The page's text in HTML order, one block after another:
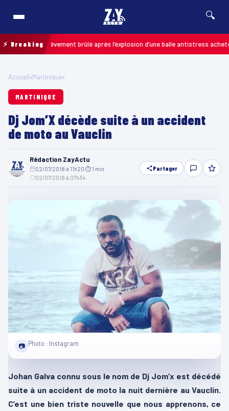
🔍
⚡ Breaking
grièvement brûlé après l’explosion d’une balle antistress achetée en
Accueil›Martinique›
MARTINIQUE
Dj Jom’X décède suite à un accident
de moto au Vauclin
Rédaction ZayActu
02/07/2018 à 11h20 ⏱ 1 min
02/07/2018 à 07h34
Partager
📷 Photo : Instagram
Johan Galva connu sous le nom de Dj Jom’x est décédé
suite à un accident de moto la nuit dernière au Vauclin.
C’est une bien triste nouvelle que nous apprenons, ce